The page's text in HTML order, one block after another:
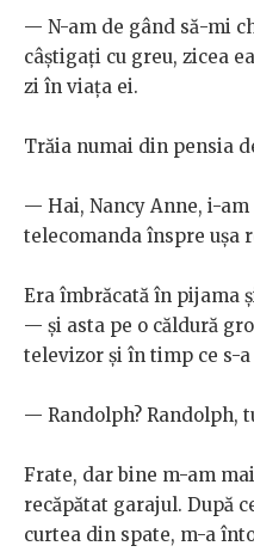
— N-am de gând să-mi
câștigați cu greu, zicea
zi în viața ei.
Trăia numai din pensia
— Hai, Nancy Anne, i-
telecomanda înspre ușa
Era îmbrăcată în pijama
— și asta pe o căldură
televizor și în timp ce s-a
— Randolph? Randolph,
Frate, dar bine m-am
recăpătat garajul. După
curtea din spate, m-a